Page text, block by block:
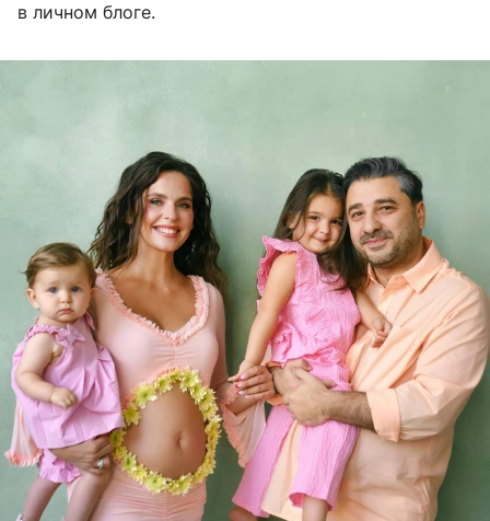
в личном блоге.